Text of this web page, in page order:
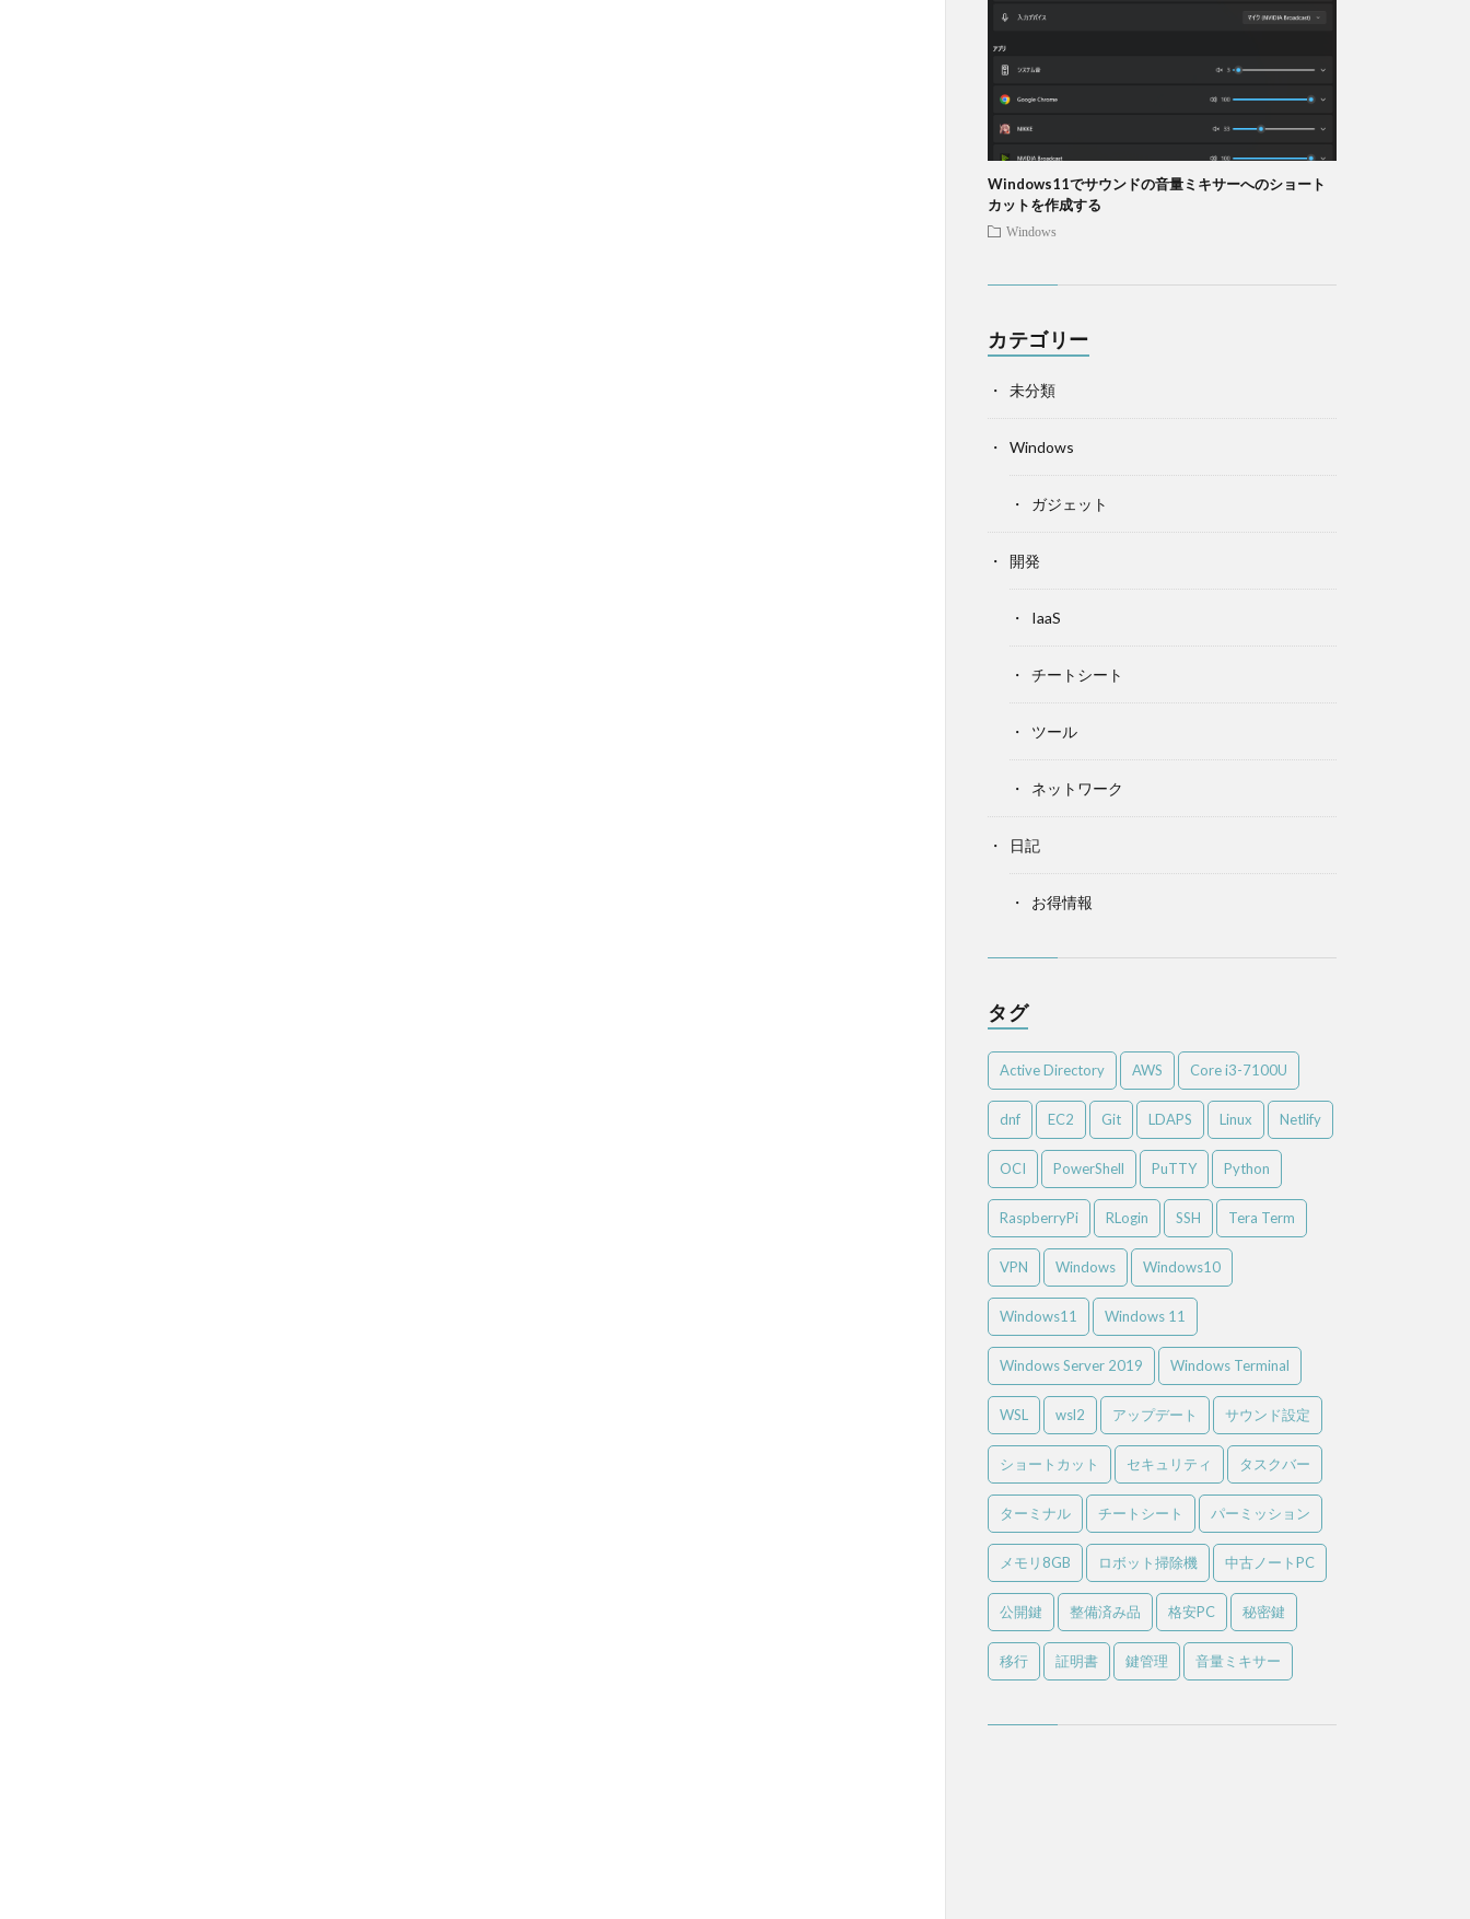
Windows11でサウンドの音量ミキサーへのショート
カットを作成する
Windows
カテゴリー
未分類
Windows
ガジェット
開発
IaaS
チートシート
ツール
ネットワーク
日記
お得情報
タグ
Active Directory AWS Core i3-7100U
dnf EC2 Git LDAPS Linux Netlify
OCI PowerShell PuTTY Python
RaspberryPi RLogin SSH Tera Term
VPN Windows Windows10
Windows11 Windows 11
Windows Server 2019 Windows Terminal
WSL wsl2 アップデート サウンド設定
ショートカット セキュリティ タスクバー
ターミナル チートシート パーミッション
メモリ8GB ロボット掃除機 中古ノートPC
公開鍵 整備済み品 格安PC 秘密鍵
移行 証明書 鍵管理 音量ミキサー